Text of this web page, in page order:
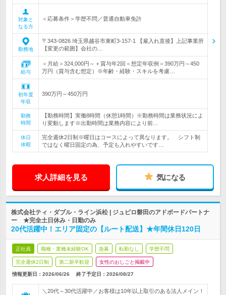
対象と
なる方
＜応募条件＞学歴不問／普通自動車免許
勤務地
〒343-0826 埼玉県越谷市東町3-157-1 【雇入れ直後】上記事業所
【変更の範囲】会社の…
給与
＜月給＞324,000円～＋賞与年2回＜想定年収例＞390万円～450
万円（賞与含む想定）※年齢・経験・スキルを考慮…
初年度
年収
390万円～450万円
勤務
時間
【勤務時間】実働8時間（休憩1時間）※勤務時間は業務状況によ
り変動します※出勤時間は業務内容により前…
休日
休暇
完全週休2日制※曜日はコースによって異なります。 シフト制
ではなく曜日固定の為、予定も入れやすいです…
求人詳細を見る 気になる
株式会社ティ・ダブル・ライン浜松 | ジュピロ磐田のアドボードパートナ
ー ★完全土日休み・日勤のみ
20代活躍中！エリア固定の【ルート配送】★年間休日120日
正社員 職種・業種未経験OK 急募 転勤なし 学歴不問
完全週休2日制 第二新卒歓迎 女性のおしごと掲載中
情報更新日：2026/06/26 終了予定日： 2026/08/27
＼20代～30代活躍中／お客様は10年以上取引のある法人メイン！